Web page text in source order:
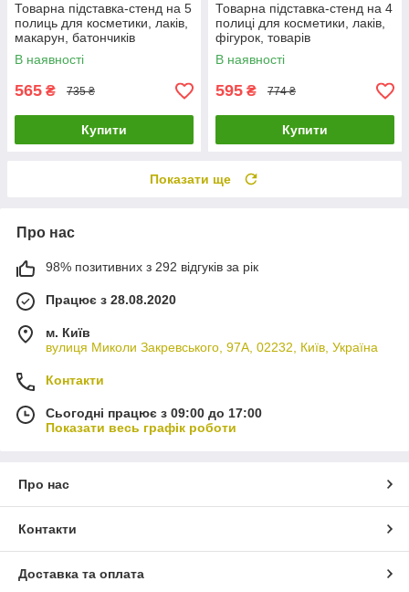
Товарна підставка-стенд на 5
полиць для косметики, лаків,
макарун, батончиків
313х195х135мм ( код: TPS-
5p1 )
В наявності
565 ₴ 735 ₴
Купити
Товарна підставка-стенд на 4
полиці для косметики, лаків,
фігурок, товарів
400х220х155мм ( код: TPS-
4p3 )
В наявності
595 ₴ 774 ₴
Купити
Показати ще
Про нас
98% позитивних з 292 відгуків за рік
Працює з 28.08.2020
м. Київ
вулиця Миколи Закревського, 97А, 02232, Київ, Україна
Контакти
Сьогодні працює з 09:00 до 17:00
Показати весь графік роботи
Про нас
Контакти
Доставка та оплата